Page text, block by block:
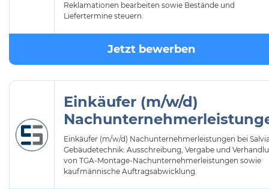
Reklamationen bearbeiten sowie Bestände und
Liefertermine steuern.
Jetzt bewerben
Einkäufer (m/w/d)
Einkäufer (m/w/d) Nachunternehmerleistungen bei
Gebäudetechnik: Ausschreibung, Vergabe und
von TGA-Montage-Nachunternehmerleistungen sowie
kaufmännische Auftragsabwicklung.